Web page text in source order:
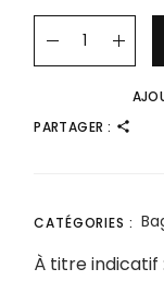
PARTAGER :
CATÉGORIES :
À titre indicatif